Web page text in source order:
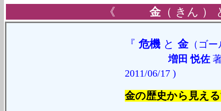
《金 （ きん ）
『 危機 と 金（ゴー
増田 悦佐
2011/06/17 )
金の歴史から見え